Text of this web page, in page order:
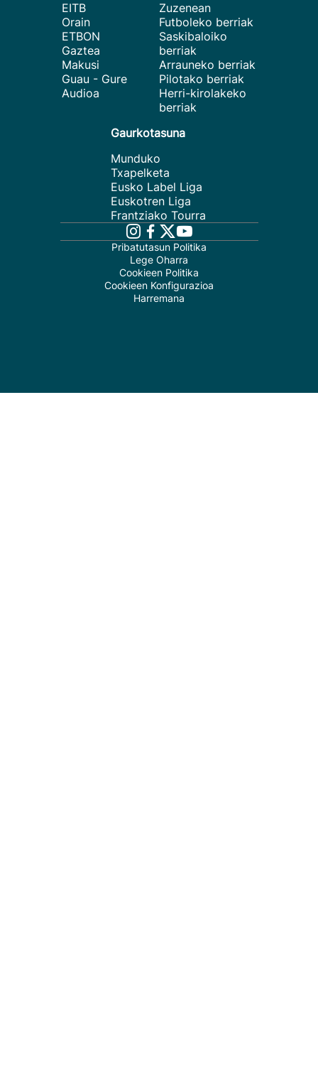
EITB
Orain
ETBON
Gaztea
Makusi
Guau - Gure
Audioa
Zuzenean
Futboleko berriak
Saskibaloiko
berriak
Arrauneko berriak
Pilotako berriak
Herri-kirolakeko
berriak
Gaurkotasuna
Munduko
Txapelketa
Eusko Label Liga
Euskotren Liga
Frantziako Tourra
Pribatutasun Politika
Lege Oharra
Cookieen Politika
Cookieen Konfigurazioa
Harremana